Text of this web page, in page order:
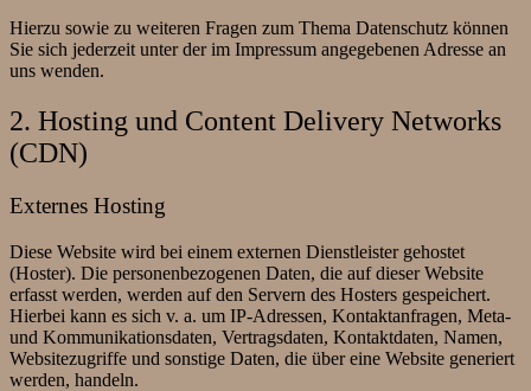
Hierzu sowie zu weiteren Fragen zum Thema Datenschutz können
Sie sich jederzeit unter der im Impressum angegebenen Adresse an
uns wenden.
2. Hosting und Content Delivery Networks
(CDN)
Externes Hosting
Diese Website wird bei einem externen Dienstleister gehostet
(Hoster). Die personenbezogenen Daten, die auf dieser Website
erfasst werden, werden auf den Servern des Hosters gespeichert.
Hierbei kann es sich v. a. um IP-Adressen, Kontaktanfragen, Meta-
und Kommunikationsdaten, Vertragsdaten, Kontaktdaten, Namen,
Websitezugriffe und sonstige Daten, die über eine Website generiert
werden, handeln.